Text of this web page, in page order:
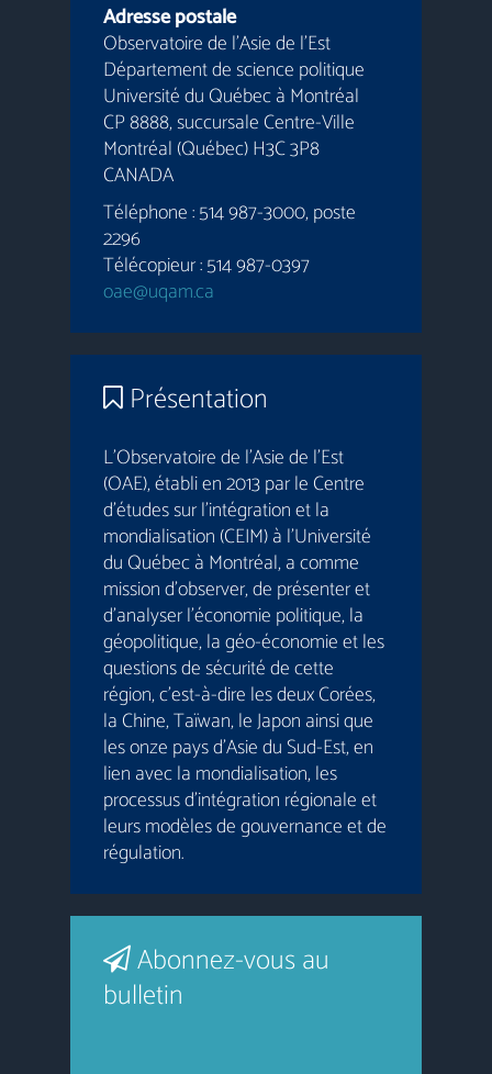
Adresse postale
Observatoire de l’Asie de l’Est
Département de science politique
Université du Québec à Montréal
CP 8888, succursale Centre-Ville
Montréal (Québec) H3C 3P8
CANADA
Téléphone : 514 987-3000, poste
2296
Télécopieur : 514 987-0397
oae@uqam.ca
Présentation
L’Observatoire de l’Asie de l’Est
(OAE), établi en 2013 par le Centre
d’études sur l’intégration et la
mondialisation (CEIM) à l’Université
du Québec à Montréal, a comme
mission d’observer, de présenter et
d’analyser l’économie politique, la
géopolitique, la géo-économie et les
questions de sécurité de cette
région, c’est-à-dire les deux Corées,
la Chine, Taïwan, le Japon ainsi que
les onze pays d’Asie du Sud-Est, en
lien avec la mondialisation, les
processus d’intégration régionale et
leurs modèles de gouvernance et de
régulation.
Abonnez-vous au
bulletin